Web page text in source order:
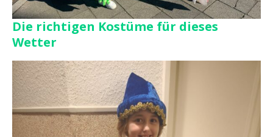
Die richtigen Kostüme für dieses
Wetter